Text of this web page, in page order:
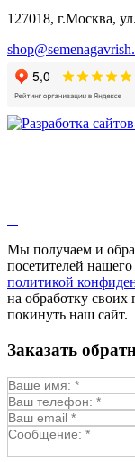
127018, г.Москва,
Мы получаем и
посетителей нашего
политикой
на обработку
покинуть наш сайт.
Заказать